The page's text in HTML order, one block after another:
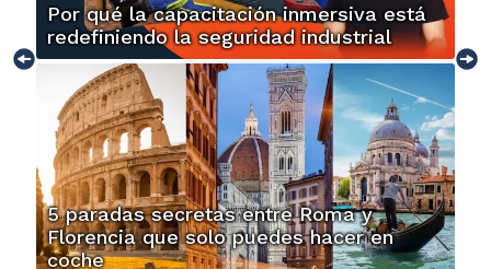
Por qué la capacitación inmersiva está
redefiniendo la seguridad industrial
5 paradas secretas entre Roma y
Florencia que solo puedes hacer en
coche